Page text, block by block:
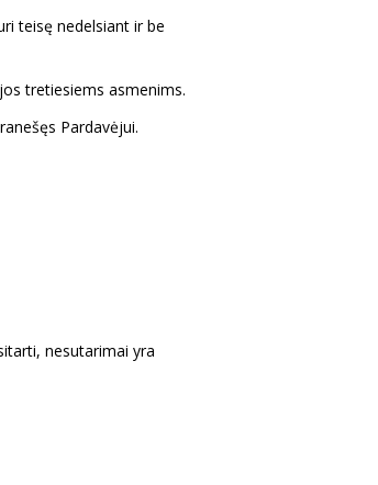
teisę nedelsiant ir be
tretiesiems asmenims.
Pardavėjui.
nesutarimai yra